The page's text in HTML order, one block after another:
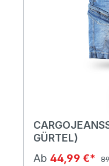
GÜRTEL)
Ab 44,99 €*